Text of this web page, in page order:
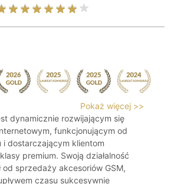
Pokaż więcej >>
dynamicznie rozwijającym się
funkcjonującym od
i dostarczającym klientom
premium. Swoją działalność
od sprzedaży akcesoriów GSM,
czasu sukcesywnie